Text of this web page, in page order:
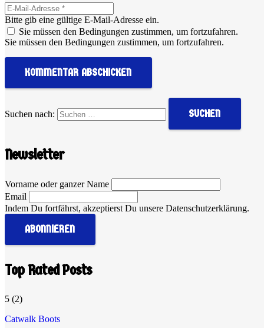
Bitte gib eine gültige E-Mail-Adresse ein.
Sie müssen den Bedingungen zustimmen, um fortzufahren.
Sie müssen den Bedingungen zustimmen, um fortzufahren.
KOMMENTAR ABSCHICKEN
Suchen nach:
Newsletter
Vorname oder ganzer Name
Email
Indem Du fortfährst, akzeptierst Du unsere Datenschutzerklärung.
Top Rated Posts
5 (2)
Catwalk Boots